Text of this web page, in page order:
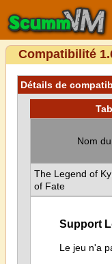
Compatibilité
Détails de
Nom
The Legend of
of Fate
Support
Le jeu n'a